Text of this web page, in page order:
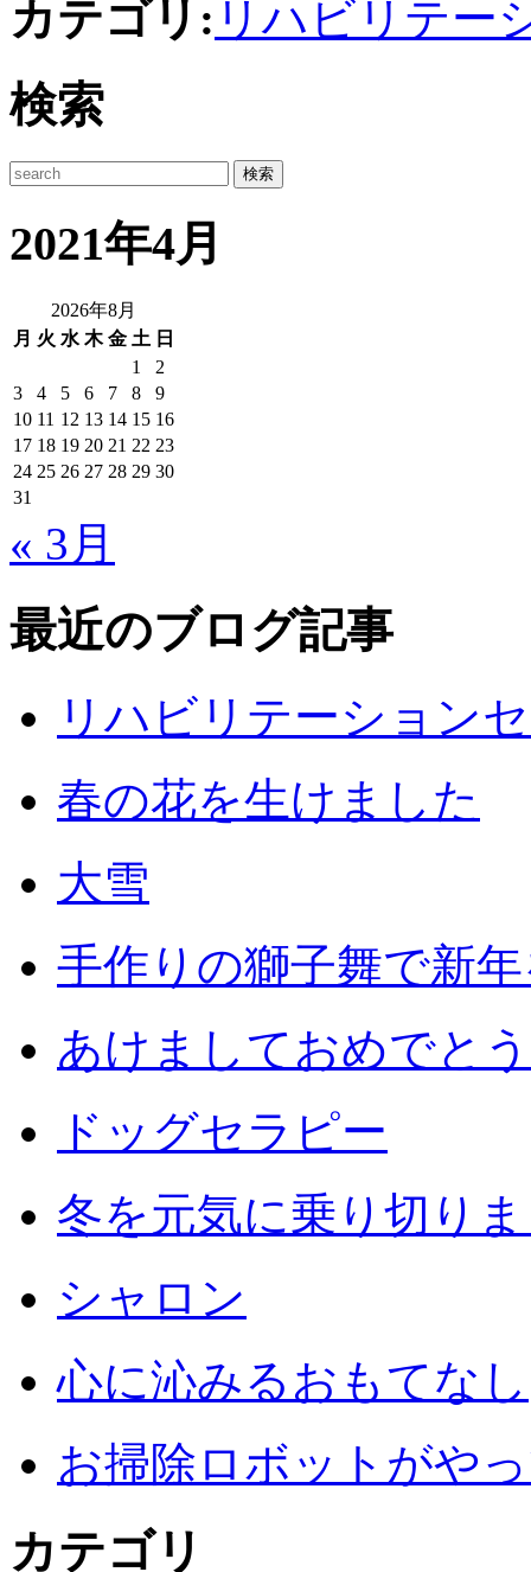
カテゴリ: リハビリテー
検索
2021年4月
2026年8月
月 火 水 木 金 土 日
1
2
3
4 5 6 7 8
9
10 11 12 13 14 15 16
17 18 19 20 21 22 23
24 25 26 27 28 29 30
31
« 3月
最近のブログ記事
リハビリテーション
春の花を生けました
大雪
手作りの獅子舞で新
あけましておめでと
ドッグセラピー
冬を元気に乗り切り
シャロン
心に沁みるおもてなし
お掃除ロボットがや
カテゴリ